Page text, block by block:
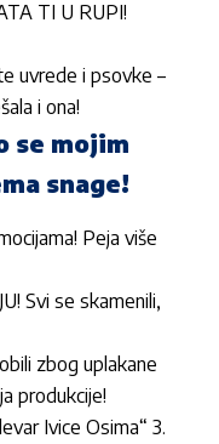
TI U RUPI!
uvrede i psovke –
i ona!
se mojim
snage!
Peja više
Svi se skamenili,
zbog uplakane
produkcije!
Ivice Osima“ 3.